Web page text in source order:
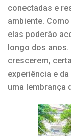
conectadas e
ambiente.
elas poderão
longo dos
crescerem,
experiência e
uma lembrança